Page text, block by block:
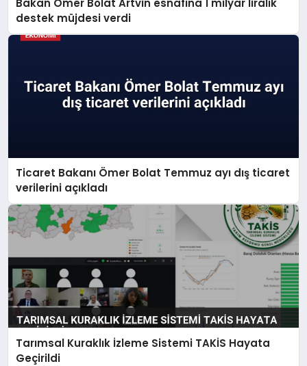
destek müjdesi verdi
Ticaret Bakanı Ömer Bolat Temmuz ayı dış ticaret
verilerini açıkladı
Tarımsal Kuraklık İzleme Sistemi TAKİS Hayata
Geçirildi